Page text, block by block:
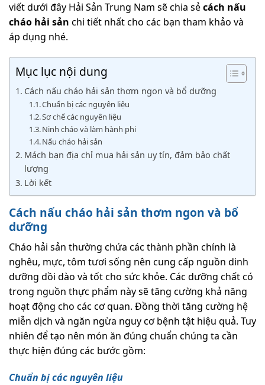
viết dưới đây Hải Sản Trung Nam sẽ chia sẻcách nấu
cháo hải sản chi tiết nhất cho các bạn tham khảo và
áp dụng nhé.
Mục lục nội dung
Cách nấu cháo hải sản thơm ngon và bổ dưỡng
Chuẩn bị các nguyên liệu
Sơ chế các nguyên liệu
Ninh cháo và làm hành phi
Nấu cháo hải sản
Mách bạn địa chỉ mua hải sản uy tín, đảm bảo chất
lượng
Lời kết
Cách nấu cháo hải sản thơm ngon và bổ
dưỡng
Cháo hải sản thường chứa các thành phần chính là
nghêu, mực, tôm tươi sống nên cung cấp nguồn dinh
dưỡng dồi dào và tốt cho sức khỏe. Các dưỡng chất có
trong nguồn thực phẩm này sẽ tăng cường khả năng
hoạt động cho các cơ quan. Đồng thời tăng cường hệ
miễn dịch và ngăn ngừa nguy cơ bệnh tật hiệu quả. Tuy
nhiên để tạo nên món ăn đúng chuẩn chúng ta cần
thực hiện đúng các bước gồm:
Chuẩn bị các nguyên liệu